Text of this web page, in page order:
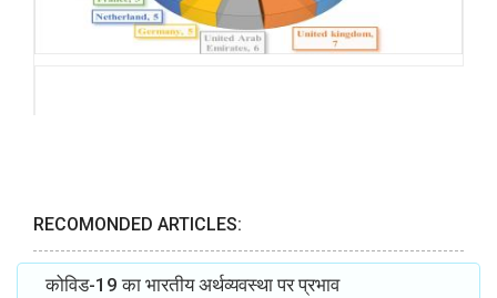
RECOMONDED ARTICLES:
कोविड-19 का भारतीय अर्थव्यवस्था पर प्रभाव